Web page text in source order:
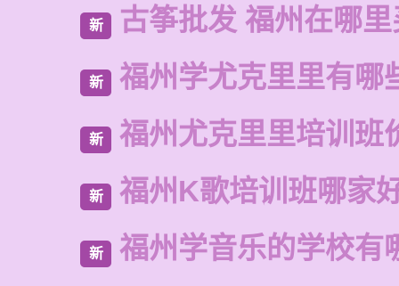
新 古筝批发 福州在哪
新 福州学尤克里里有哪
新 福州尤克里里培训班
新 福州K歌培训班哪家
新 福州学音乐的学校有